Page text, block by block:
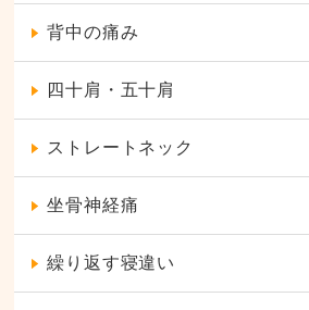
背中の痛み
四十肩・五十肩
ストレートネック
坐骨神経痛
繰り返す寝違い